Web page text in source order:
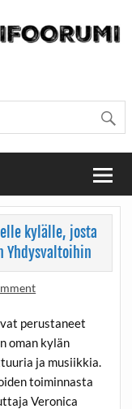
/ Suomen
Helsingissä
kylälle, josta
Yhdysvaltoihin
perustaneet
oman kylän
ja musiikkia.
toiminnasta
Veronica